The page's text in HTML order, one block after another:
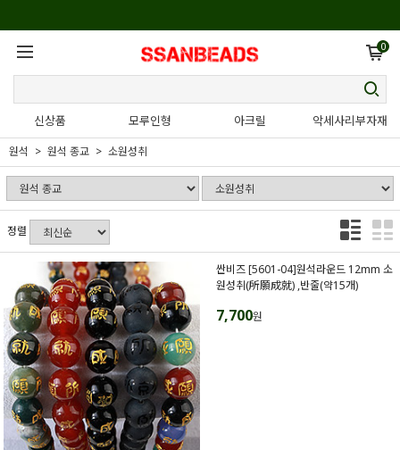
0
신상품 모루인형 아크릴 악세사리부자재
원석 원석 종교 소원성취
정렬
싼비즈 [5601-04]원석라운드 12mm 소
원성취(所願成就) ,반줄(약15개)
7,700원